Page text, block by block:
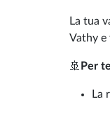
La tua
Vathy e
🚢 Per
La